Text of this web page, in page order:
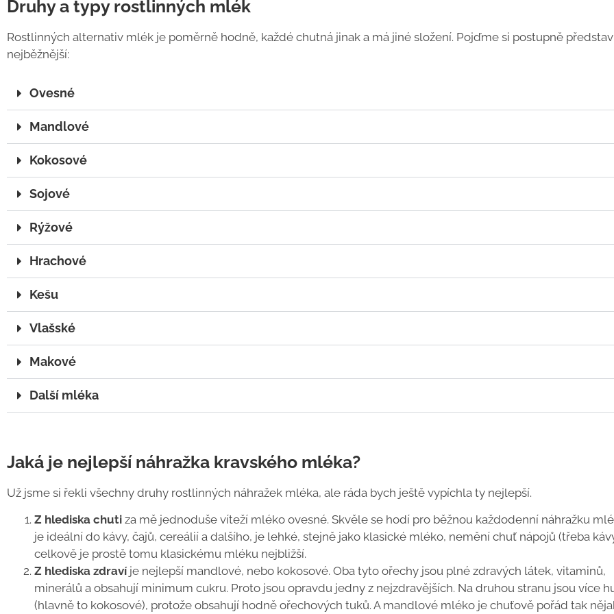
Druhy a typy rostlinných mlék
Rostlinných alternativ mlék je poměrně hodně, každé chutná jinak a má jiné složení. Pojďme si postupně
nejběžnější:
Ovesné
Mandlové
Kokosové
Sojové
Rýžové
Hrachové
Kešu
Vlašské
Makové
Další mléka
Jaká je nejlepší náhražka kravského mléka?
Už jsme si řekli všechny druhy rostlinných náhražek mléka, ale ráda bych ještě vypíchla ty nejlepší.
Z hlediska chuti za mě jednoduše víteží mléko ovesné. Skvěle se hodí pro běžnou každodenní náhražku
je ideální do kávy, čajů, cereálií a dalšího, je lehké, stejně jako klasické mléko, nemění chuť nápojů (třeba
celkově je prostě tomu klasickému mléku nejbližší.
Z hlediska zdravíje nejlepší mandlové, nebo kokosové. Oba tyto ořechy jsou plné zdravých látek, vitaminů,
minerálů a obsahují minimum cukru. Proto jsou opravdu jedny z nejzdravějších. Na druhou stranu jsou více
(hlavně to kokosové), protože obsahují hodně ořechových tuků. A mandlové mléko je chuťově pořád tak